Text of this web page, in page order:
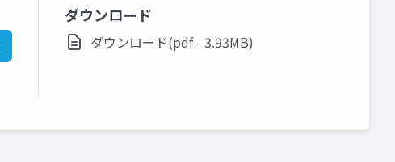
ダウンロード
ダウンロード(pdf - 3.93MB)